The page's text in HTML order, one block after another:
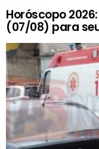
Horóscopo
(07/08) para